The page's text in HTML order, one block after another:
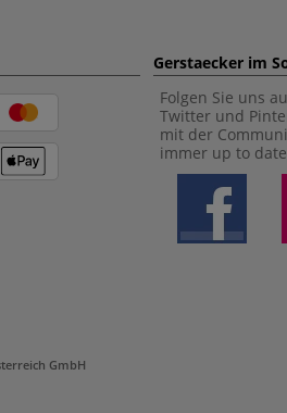
Gerstaecker im
Folgen Sie uns
Twitter und
mit der
immer up to
GmbH